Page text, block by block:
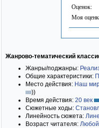
Оценок:
Моя
Жанрово-тематический
Жанры/поджанры:
Общие характеристики:
Место действия: Наш
))
Время действия: 20 век
Сюжетные ходы:
Линейность сюжета:
Возраст читателя: Любой